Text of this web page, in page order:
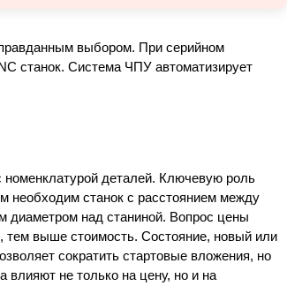
выбором. При серийном
станок. Система ЧПУ автоматизирует
номенклатурой деталей. Ключевую роль
необходим станок с расстоянием между
диаметром над станиной. Вопрос цены
тем выше стоимость. Состояние, новый или
сократить стартовые вложения, но
влияют не только на цену, но и на